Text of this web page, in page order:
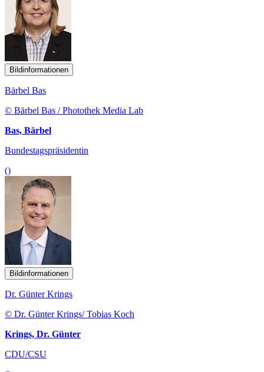
Bildinformationen
Bärbel Bas
© Bärbel Bas / Photothek Media Lab
Bas, Bärbel
Bundestagspräsidentin
()
Bildinformationen
Dr. Günter Krings
© Dr. Günter Krings/ Tobias Koch
Krings, Dr. Günter
CDU/CSU